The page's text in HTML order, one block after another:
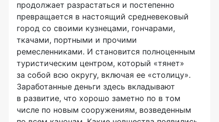
продолжает разрастаться и постепенно
превращается в настоящий средневековый
город со своими кузнецами, гончарами,
ткачами, портными и прочими
ремесленниками. И становится полноценным
туристическим центром, который «тянет»
за собой всю округу, включая ее «столицу».
Заработанные деньги здесь вкладывают
в развитие, что хорошо заметно по в том
числе по новым сооружениям, возведенным